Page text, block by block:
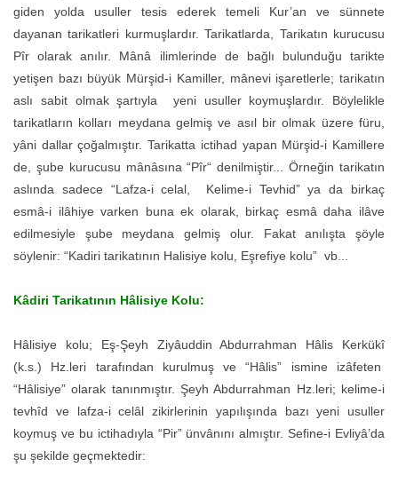
giden yolda usuller tesis ederek temeli Kur’an ve sünnete
dayanan tarikatleri kurmuşlardır. Tarikatlarda, Tarikatın kurucusu
Pîr olarak anılır. Mânâ ilimlerinde de bağlı bulunduğu tarikte
yetişen bazı büyük Mürşid-i Kamiller, mânevi işaretlerle; tarikatın
aslı sabit olmak şartıyla yeni usuller koymuşlardır. Böylelikle
tarikatların kolları meydana gelmiş ve asıl bir olmak üzere füru,
yâni dallar çoğalmıştır. Tarikatta ictihad yapan Mürşid-i Kamillere
de, şube kurucusu mânâsına “Pîr“ denilmiştir... Örneğin tarikatın
aslında sadece “Lafza-i celal, Kelime-i Tevhid” ya da birkaç
esmâ-i ilâhiye varken buna ek olarak, birkaç esmâ daha ilâve
edilmesiyle şube meydana gelmiş olur. Fakat anılışta şöyle
söylenir: “Kadiri tarikatının Halisiye kolu, Eşrefiye kolu” vb...
Kâdiri Tarikatının Hâlisiye Kolu:
Hâlisiye kolu; Eş-Şeyh Ziyâuddin Abdurrahman Hâlis Kerkükî
(k.s.) Hz.leri tarafından kurulmuş ve “Hâlis” ismine izâfeten
“Hâlisiye” olarak tanınmıştır. Şeyh Abdurrahman Hz.leri; kelime-i
tevhîd ve lafza-i celâl zikirlerinin yapılışında bazı yeni usuller
koymuş ve bu ictihadıyla “Pir” ünvânını almıştır. Sefine-i Evliyâ’da
şu şekilde geçmektedir: